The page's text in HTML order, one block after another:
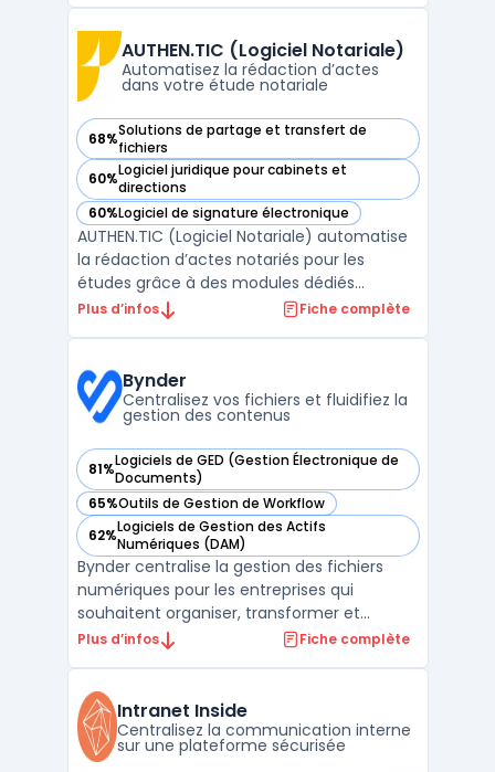
erreurs lors du traitement des données et
de centraliser l’ens ...
AUTHEN.TIC (Logiciel Notariale)
Automatisez la rédaction d’actes
dans votre étude notariale
68%Solutions de partage et transfert de
fichiers
— voir AUTHEN.TIC (Logiciel Notariale) dans cette catégorie
60%Logiciel juridique pour cabinets et
directions
— voir AUTHEN.TIC (Logiciel Notariale) dans cette catégorie
60%Logiciel de signature électronique
— voir AUTHEN.TIC (Logiciel Notariale) dans cette catégorie
AUTHEN.TIC (Logiciel Notariale) automatise
la rédaction d’actes notariés pour les
études grâce à des modules dédiés
intégrant intelligence artificielle notariale et
cible la massification et la fiabilisation des ...
Plus d’infos Fiche complète
Bynder
Centralisez vos fichiers et fluidifiez la
gestion des contenus
81%Logiciels de GED (Gestion Électronique de
Documents)
— voir Bynder dans cette catégorie
65%Outils de Gestion de Workflow
— voir Bynder dans cette catégorie
62%Logiciels de Gestion des Actifs
Numériques (DAM)
— voir Bynder dans cette catégorie
Bynder centralise la gestion des fichiers
numériques pour les entreprises qui
souhaitent organiser, transformer et
diffuser rapidement leurs contenus à
des plateformes et des intervenants
complexifie la gestion des actifs ...
Plus d’infos Fiche complète
Intranet Inside
Centralisez la communication interne
sur une plateforme sécurisée